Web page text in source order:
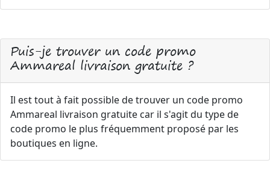
Puis-je trouver un code promo
Ammareal livraison gratuite ?
Il est tout à fait possible de trouver un code promo
Ammareal livraison gratuite car il s'agit du type de
code promo le plus fréquemment proposé par les
boutiques en ligne.